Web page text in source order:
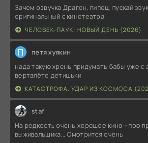
Зачем озвучка Драгон, пипец, пускай
оригинальный с кинотеатра
ЧЕЛОВЕК-ПАУК: НОВЫЙ ДЕНЬ (2026)
П петя хуякин
нада такую хрень придумать бабы уже с
верталёте детишьки
КАТАСТРОФА. УДАР ИЗ КОСМОСА
staf
На редкость очень хорошее кино - про
выживальщика... Смотрится очень